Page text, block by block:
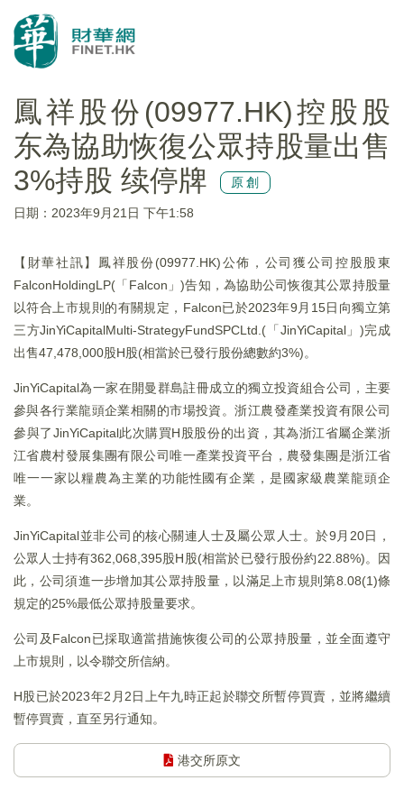
鳳祥股份(09977.HK)控股股
东為協助恢復公眾持股量出售
3%持股 续停牌
原創
日期：2023年9月21日 下午1:58
【財華社訊】鳳祥股份(09977.HK)公佈，公司獲公司控股股東
FalconHoldingLP(「Falcon」)告知，為協助公司恢復其公眾持股量
以符合上市規則的有關規定，Falcon已於2023年9月15日向獨立第
三方JinYiCapitalMulti-StrategyFundSPCLtd.(「JinYiCapital」)完成
出售47,478,000股H股(相當於已發行股份總數約3%)。
JinYiCapital為一家在開曼群島註冊成立的獨立投資組合公司，主要
參與各行業龍頭企業相關的市場投資。浙江農發產業投資有限公司
參與了JinYiCapital此次購買H股股份的出資，其為浙江省屬企業浙
江省農村發展集團有限公司唯一產業投資平台，農發集團是浙江省
唯一一家以糧農為主業的功能性國有企業，是國家級農業龍頭企
業。
JinYiCapital並非公司的核心關連人士及屬公眾人士。於9月20日，
公眾人士持有362,068,395股H股(相當於已發行股份約22.88%)。因
此，公司須進一步增加其公眾持股量，以滿足上市規則第8.08(1)條
規定的25%最低公眾持股量要求。
公司及Falcon已採取適當措施恢復公司的公眾持股量，並全面遵守
上市規則，以令聯交所信納。
H股已於2023年2月2日上午九時正起於聯交所暫停買賣，並將繼續
暫停買賣，直至另行通知。
港交所原文